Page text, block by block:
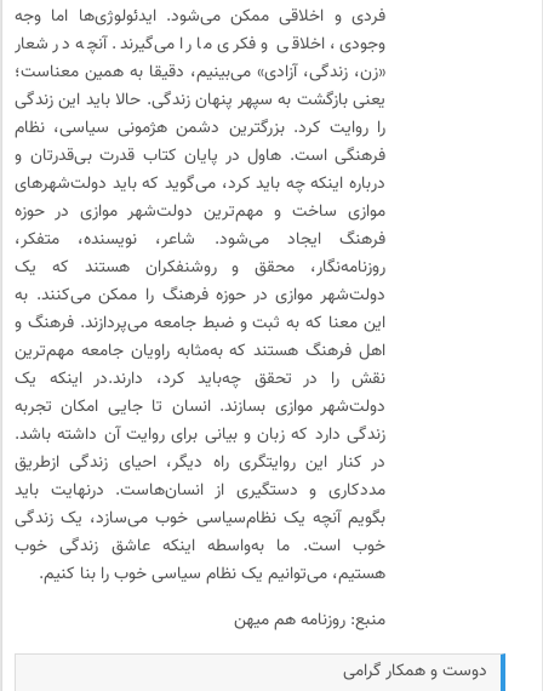
فردی و اخلاقی ممکن می‌شود. ایدئولوژی‌ها اما وجه
وجودی، اخلاقی و فکری ما را می‌گیرند. آنچه در شعار
«زن، زندگی، آزادی» می‌بینیم، دقیقا به همین معناست؛
یعنی بازگشت به سپهر پنهان زندگی. حالا باید این زندگی
را روایت کرد. بزرگترین دشمن هژمونی سیاسی، نظام
فرهنگی است. هاول در پایان کتاب قدرت بی‌قدرتان و
درباره اینکه چه باید کرد، می‌گوید که باید دولت‌شهرهای
موازی ساخت و مهم‌ترین دولت‌شهر موازی در حوزه
فرهنگ ایجاد می‌شود. شاعر، نویسنده، متفکر،
روزنامه‌نگار، محقق و روشنفکران هستند که یک
دولت‌شهر موازی در حوزه فرهنگ را ممکن می‌کنند. به
این معنا که به ثبت و ضبط جامعه می‌پردازند. فرهنگ و
اهل فرهنگ هستند که به‌مثابه راویان جامعه مهم‌ترین
نقش را در تحقق چه‌باید کرد، دارند.در اینکه یک
دولت‌شهر موازی بسازند. انسان تا جایی امکان تجربه
زندگی دارد که زبان و بیانی برای روایت آن داشته باشد.
در کنار این روایتگری راه دیگر، احیای زندگی ازطریق
مددکاری و دستگیری از انسان‌هاست. درنهایت باید
بگویم آنچه یک نظام‌سیاسی خوب می‌سازد، یک زندگی
خوب است. ما به‌واسطه اینکه عاشق زندگی خوب
هستیم، می‌توانیم یک نظام سیاسی خوب را بنا کنیم.
منبع: روزنامه هم میهن
دوست و همکار گرامی